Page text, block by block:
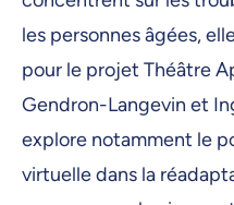
les personnes âgées,
pour le projet Théâtre
Gendron-Langevin et
explore notamment le
virtuelle dans la